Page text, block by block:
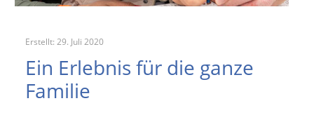
Erstellt: 29. Juli 2020
Ein Erlebnis für die ganze
Familie